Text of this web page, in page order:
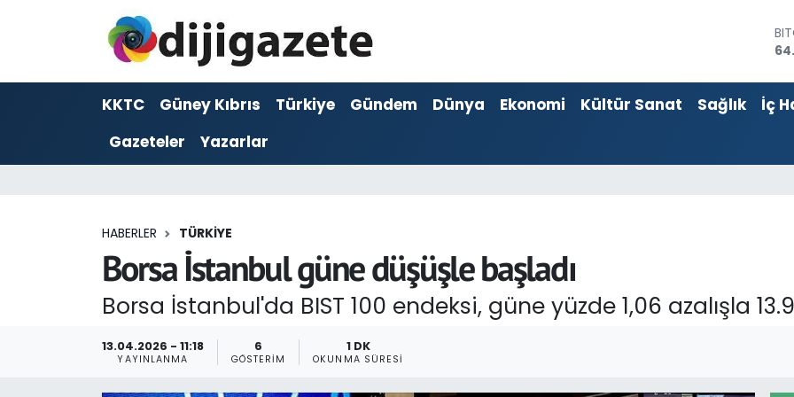
KKTC Güney Kıbrıs Türkiye Gündem Dünya Ekonomi Kültür Sanat Sağlık İç
Gazeteler
Yazarlar
HABERLER TÜRKIYE
Borsa İstanbul güne düşüşle başladı
Borsa İstanbul'da BIST 100 endeksi, güne yüzde 1,06 azalışla
13.04.2026 - 11:18
YAYINLANMA
6
GÖSTERIM
1 DK
OKUNMA SÜRESI
ADVERTORIAL
Dijigazete
Foto Galeri
Hava Durumu
Trafik Durumu
Son Dakika Haberleri
Haber Arşivi